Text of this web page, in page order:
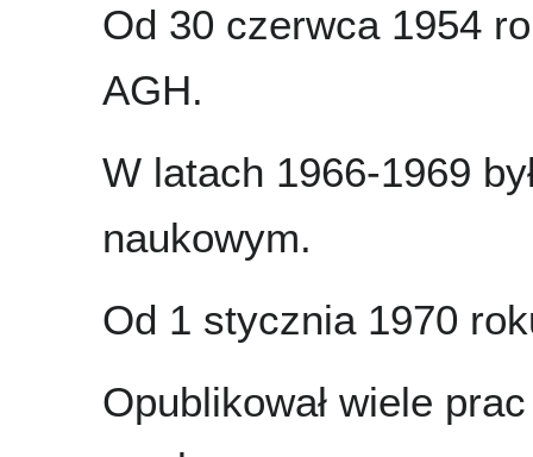
Od 30 czerwca 1954
AGH.
W latach 1966-1969
naukowym.
Od 1 stycznia 1970
Opublikował wiele